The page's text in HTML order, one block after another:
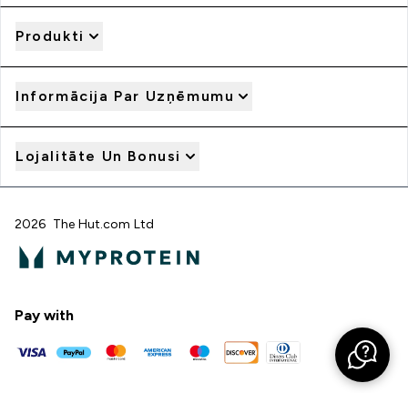
Produkti
Informācija Par Uzņēmumu
Lojalitāte Un Bonusi
2026 The Hut.com Ltd
Pay with